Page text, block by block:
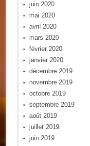
juin 2020
mai 2020
avril 2020
mars 2020
février 2020
janvier 2020
décembre 2019
novembre 2019
octobre 2019
septembre 2019
août 2019
juillet 2019
juin 2019